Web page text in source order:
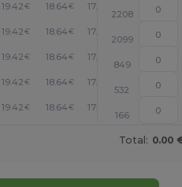
19.42 € 18.64€ 17.86 +
2208
19.42 € 18.64€ 17.86 +
2099
19.42 € 18.64€ 17.86 +
849
19.42 € 18.64€ 17.86 +
532
19.42 € 18.64€ 17.86 +
166
Total: 0.00